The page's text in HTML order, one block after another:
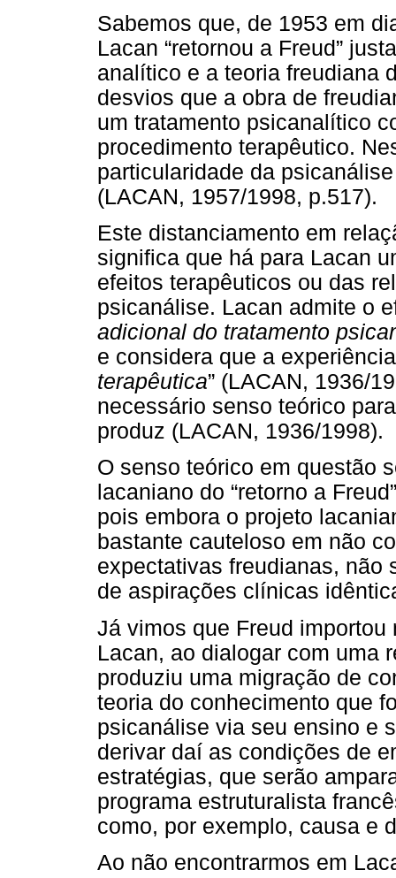
Sabemos que, de 1953 em
Lacan “retornou a Freud”
analítico e a teoria freudiana
desvios que a obra de
um tratamento psicanalítico
procedimento terapêutico.
particularidade da
(LACAN, 1957/1998, p.517).
Este distanciamento em
significa que há para Lacan
efeitos terapêuticos ou das
psicanálise. Lacan admite o
adicional do tratamento
e considera que a
terapêutica” (LACAN, 1936/
necessário senso teórico
produz (LACAN, 1936/1998).
O senso teórico em questão
lacaniano do “retorno a
pois embora o projeto
bastante cauteloso em não
expectativas freudianas, não
de aspirações clínicas
Já vimos que Freud
Lacan, ao dialogar com uma
produziu uma migração de
teoria do conhecimento que
psicanálise via seu ensino e
derivar daí as condições de
estratégias, que serão
programa estruturalista
como, por exemplo, causa e
Ao não encontrarmos em